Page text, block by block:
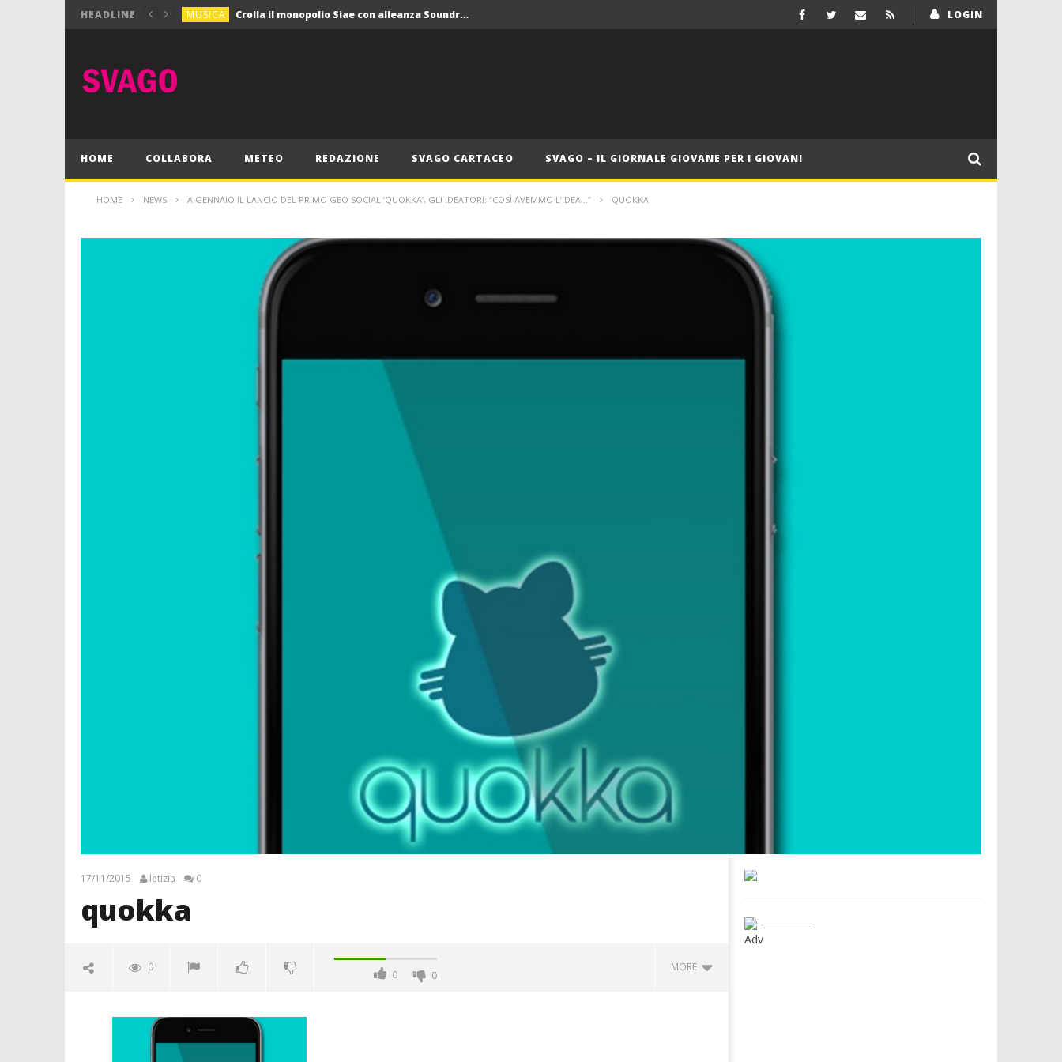
HEADLINE MUSICA Crolla il monopolio Siae con alleanza Soundreef – LEA
MUSICA Crolla il monopolio Siae con alleanza Soundreef – LEA
LOGIN
HOME COLLABORA METEO REDAZIONE SVAGO CARTACEO SVAGO – IL GIORNALE GIOVANE PER I GIOVANI
HOME NEWS A GENNAIO IL LANCIO DEL PRIMO GEO SOCIAL ‘QUOKKA’, GLI IDEATORI: “COSÌ AVEMMO L’IDEA…” QUOKKA
17/11/2015 letizia 0
quokka
0
0 0
MORE
___________
Adv